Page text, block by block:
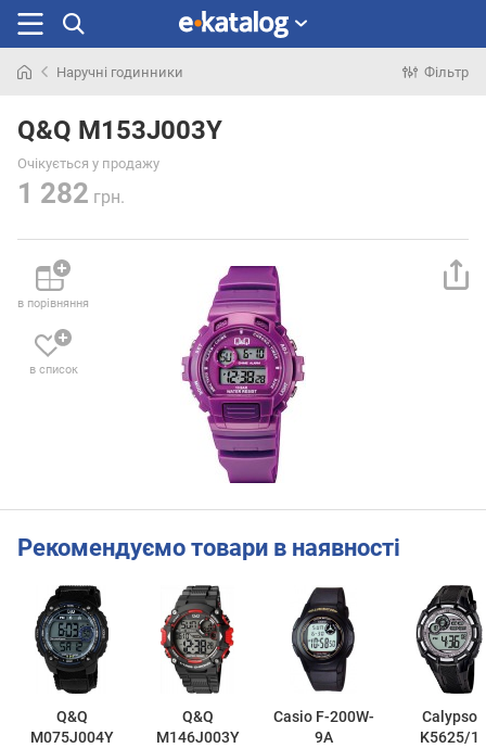
раніше
Наручні годинники Фільтр
Q&Q M153J003Y
Очікується у продажу
1 282 грн.
в порівняння
в список
Рекомендуємо товари в наявності
Q&Q
M075J004Y
Q&Q
M146J003Y
Casio F-200W-
9A
Calypso
K5625/1